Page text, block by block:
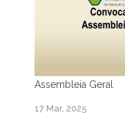
Assembleia Geral
17 Mar, 2025